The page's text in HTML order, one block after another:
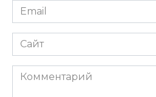
Email
*
Сайт
Комментарий